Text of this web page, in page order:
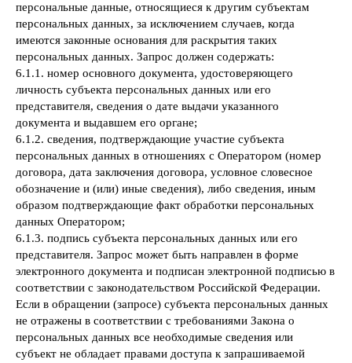
персональные данные, относящиеся к другим субъектам
персональных данных, за исключением случаев, когда
имеются законные основания для раскрытия таких
персональных данных. Запрос должен содержать:
6.1.1. номер основного документа, удостоверяющего
личность субъекта персональных данных или его
представителя, сведения о дате выдачи указанного
документа и выдавшем его органе;
6.1.2. сведения, подтверждающие участие субъекта
персональных данных в отношениях с Оператором (номер
договора, дата заключения договора, условное словесное
обозначение и (или) иные сведения), либо сведения, иным
образом подтверждающие факт обработки персональных
данных Оператором;
6.1.3. подпись субъекта персональных данных или его
представителя. Запрос может быть направлен в форме
электронного документа и подписан электронной подписью в
соответствии с законодательством Российской Федерации.
Если в обращении (запросе) субъекта персональных данных
не отражены в соответствии с требованиями Закона о
персональных данных все необходимые сведения или
субъект не обладает правами доступа к запрашиваемой